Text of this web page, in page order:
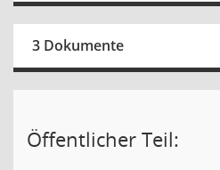
3 Dokumente
Öffentlicher Teil: